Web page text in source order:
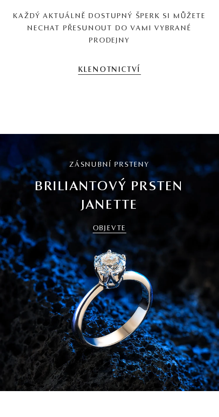
KAŽDÝ AKTUÁLNĚ DOSTUPNÝ ŠPERK SI MŮŽETE
NECHAT PŘESUNOUT DO VAMI VYBRANÉ
PRODEJNY
KLENOTNICTVÍ
ZÁSNUBNÍ PRSTENY
BRILIANTOVÝ PRSTEN
JANETTE
OBJEVTE